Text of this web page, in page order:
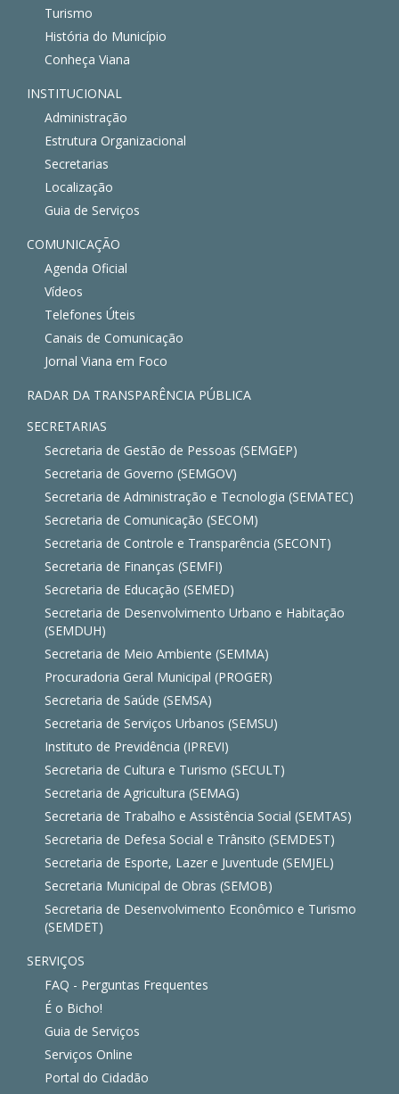
Turismo
História do Município
Conheça Viana
INSTITUCIONAL
Administração
Estrutura Organizacional
Secretarias
Localização
Guia de Serviços
COMUNICAÇÃO
Agenda Oficial
Vídeos
Telefones Úteis
Canais de Comunicação
Jornal Viana em Foco
RADAR DA TRANSPARÊNCIA PÚBLICA
SECRETARIAS
Secretaria de Gestão de Pessoas (SEMGEP)
Secretaria de Governo (SEMGOV)
Secretaria de Administração e Tecnologia (SEMATEC)
Secretaria de Comunicação (SECOM)
Secretaria de Controle e Transparência (SECONT)
Secretaria de Finanças (SEMFI)
Secretaria de Educação (SEMED)
Secretaria de Desenvolvimento Urbano e Habitação
(SEMDUH)
Secretaria de Meio Ambiente (SEMMA)
Procuradoria Geral Municipal (PROGER)
Secretaria de Saúde (SEMSA)
Secretaria de Serviços Urbanos (SEMSU)
Instituto de Previdência (IPREVI)
Secretaria de Cultura e Turismo (SECULT)
Secretaria de Agricultura (SEMAG)
Secretaria de Trabalho e Assistência Social (SEMTAS)
Secretaria de Defesa Social e Trânsito (SEMDEST)
Secretaria de Esporte, Lazer e Juventude (SEMJEL)
Secretaria Municipal de Obras (SEMOB)
Secretaria de Desenvolvimento Econômico e Turismo
(SEMDET)
SERVIÇOS
FAQ - Perguntas Frequentes
É o Bicho!
Guia de Serviços
Serviços Online
Portal do Cidadão